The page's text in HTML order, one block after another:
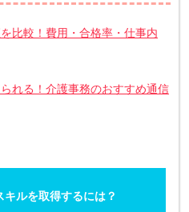
比較！費用・合格率・仕事内
れる！介護事務のおすすめ通信
ルを取得するには？